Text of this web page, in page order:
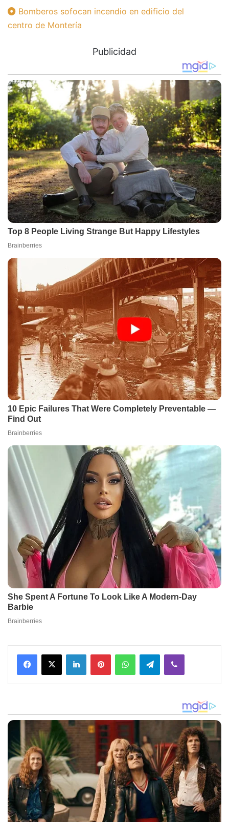
Bomberos sofocan incendio en edificio del
centro de Montería
Publicidad
Facebook
X LinkedInPinterestWhatsAppTelegramViber